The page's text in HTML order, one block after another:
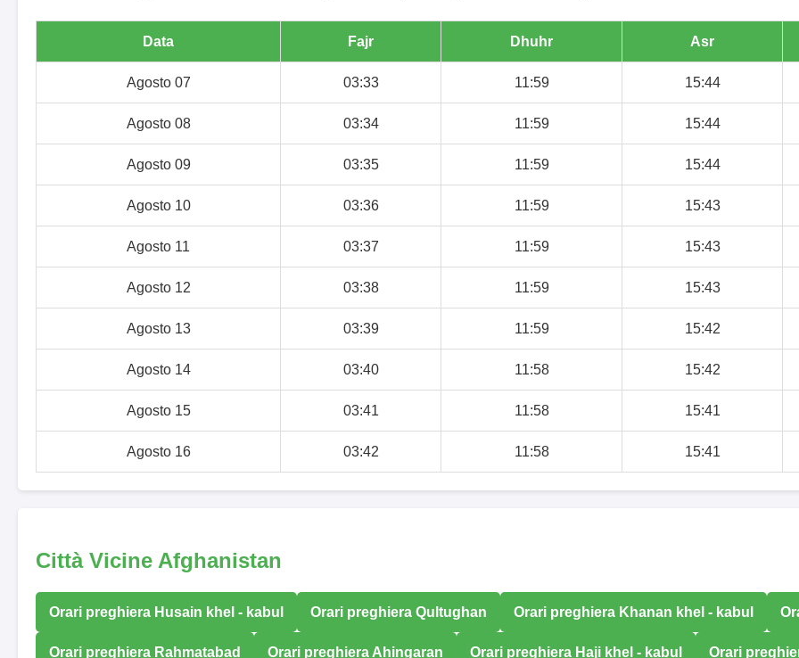
Data Fajr Dhuhr Asr
Agosto 07 03:33 11:59 15:44
Agosto 08 03:34 11:59 15:44
Agosto 09 03:35 11:59 15:44
Agosto 10 03:36 11:59 15:43
Agosto 11 03:37 11:59 15:43
Agosto 12 03:38 11:59 15:43
Agosto 13 03:39 11:59 15:42
Agosto 14 03:40 11:58 15:42
Agosto 15 03:41 11:58 15:41
Agosto 16 03:42 11:58 15:41
Città Vicine Afghanistan
Orari preghiera Husain khel - kabul Orari preghiera Qultughan Orari preghiera Khanan khel - kabul
Orari preghiera Rahmatabad Orari preghiera Ahingaran Orari preghiera Haji khel - kabul Orari